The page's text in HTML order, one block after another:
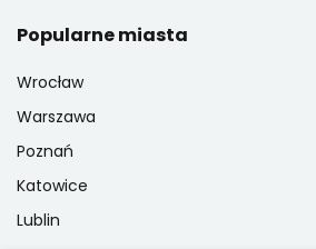
Popularne miasta
Wrocław
Warszawa
Poznań
Katowice
Lublin